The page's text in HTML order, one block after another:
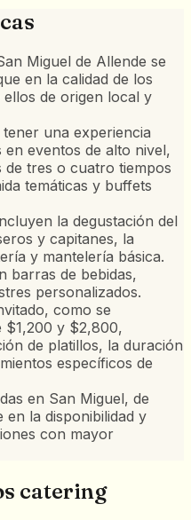
Miguel de Allende se
en la calidad de los
de origen local y
una experiencia
en eventos de alto nivel,
de tres o cuatro tiempos
temáticas y buffets
la degustación del
y capitanes, la
y mantelería básica.
barras de bebidas,
personalizados.
como se
$1,200 y $2,800,
de platillos, la duración
específicos de
en San Miguel, de
la disponibilidad y
con mayor
catering